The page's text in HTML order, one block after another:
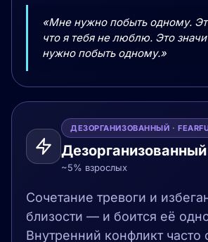
«Мне нужно побыть одному.
что я тебя не люблю. Это
нужно побыть одному.»
ДЕЗОРГАНИЗОВАННЫЙ ·
Дезорганизованный
~5% взрослых
Сочетание тревоги и
близости — и боится её
Внутренний конфликт часто